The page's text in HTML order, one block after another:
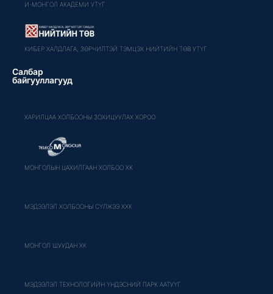
И-МОНГОЛ АКАДЕМИ УТҮГ
КИБЕР ХАЛДЛАГА, ЗӨРЧИЛТЭЙ ТЭМЦЭХ НИЙТИЙН ТӨВ УТҮГ
Салбар
байгууллагууд
ХАРИЛЦАА ХОЛБООНЫ ЗОХИЦУУЛАХ ХОРОО
МОНГОЛЫН ЦАХИЛГААН ХОЛБОО ХК
МЭДЭЭЛЭЛ ХОЛБООНЫ СҮЛЖЭЭ ХХК
МОНГОЛ ШУУДАН ХК
МЭДЭЭЛЭЛ ТЕХНОЛОГИЙН ҮНДЭСНИЙ ПАРК ААТУҮГ